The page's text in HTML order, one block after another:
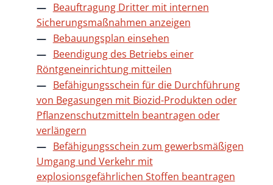
Beauftragung Dritter mit internen
Sicherungsmaßnahmen anzeigen
Bebauungsplan einsehen
Beendigung des Betriebs einer
Röntgeneinrichtung mitteilen
Befähigungsschein für die Durchführung
von Begasungen mit Biozid-Produkten oder
Pflanzenschutzmitteln beantragen oder
verlängern
Befähigungsschein zum gewerbsmäßigen
Umgang und Verkehr mit
explosionsgefährlichen Stoffen beantragen